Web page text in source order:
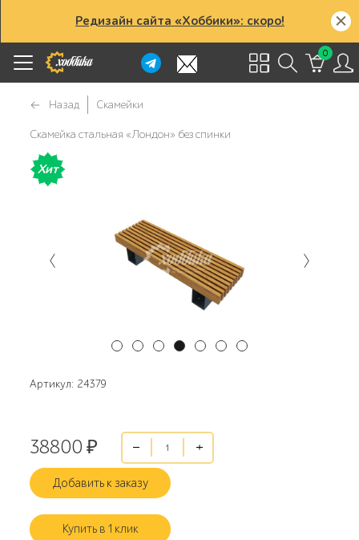
Редизайн сайта «Хоббики»: скоро!
0
Назад Скамейки
Скамейка стальная «Лондон» без спинки
Хит
Артикул: 24379
38800 ₽
Добавить к заказу
Купить в 1 клик